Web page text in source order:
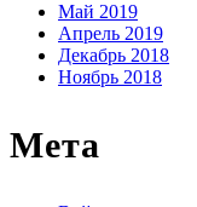
Май 2019
Апрель 2019
Декабрь 2018
Ноябрь 2018
Мета